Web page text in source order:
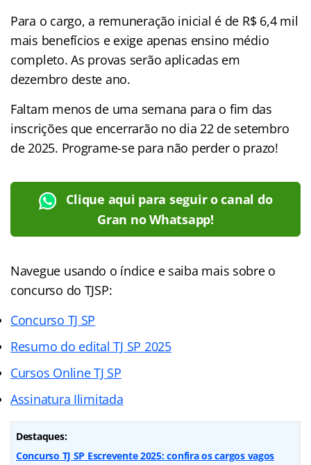
Para o cargo, a remuneração inicial é de R$ 6,4 mil
mais benefícios e exige apenas ensino médio
completo. As provas serão aplicadas em
dezembro deste ano.
Faltam menos de uma semana para o fim das
inscrições que encerrarão no dia 22 de setembro
de 2025. Programe-se para não perder o prazo!
Clique aqui para seguir o canal do
Gran no Whatsapp!
Navegue usando o índice e saiba mais sobre o
concurso do TJSP:
Concurso TJ SP
Resumo do edital TJ SP 2025
Cursos Online TJ SP
Assinatura Ilimitada
Destaques:
Concurso TJ SP Escrevente 2025: confira os cargos vagos